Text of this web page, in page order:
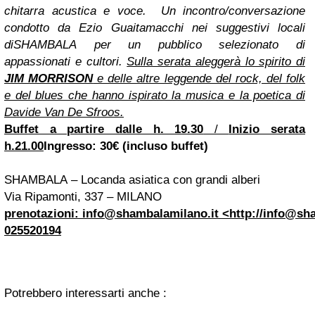
chitarra acustica e voce. Un incontro/conversazione
condotto da Ezio Guaitamacchi nei suggestivi locali
diSHAMBALA per un pubblico selezionato di
appassionati e cultori.Sulla serata aleggerà lo spirito di
JIM MORRISONe delle altre leggende del rock, del folk
e del blues che hanno ispirato la musica e la poetica di
Davide Van De Sfroos.
Buffet a partire dalle h. 19.30 / Inizio serata
h.21.00Ingresso: 30€ (incluso buffet)
SHAMBALA– Locanda asiatica con grandi alberi
Via Ripamonti, 337 – MILANO
prenotazioni: info@shambalamilano.it <http://
025520194
Potrebbero interessarti anche :